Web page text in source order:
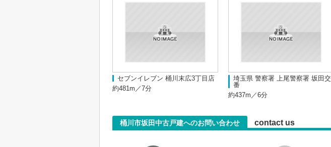
セブンイレブン 桶川末広3丁目店
約481m／7分
埼玉県 警察署 上尾警察署 坂田交
番
約437m／6分
桶川市坂田中古戸建へのお問い合わせ contact us